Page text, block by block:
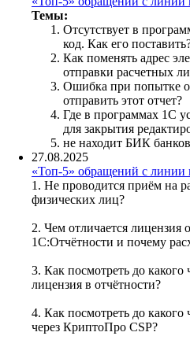
Темы:
Отсутствует в
код. Как его
Как поменять адрес
отправки расчетных
Ошибка при попытке
отправить этот отчет?
Где в программах 1С
для закрытия
не находит БИК
27.08.2025
«Топ-5» обращений с линии
1. Не проводится приём на
физических лиц?
2. Чем отличается лицензия
1С:Отчётности и почему
3. Как посмотреть до какого
лицензия в отчётности?
4. Как посмотреть до какого
через КриптоПро CSP?